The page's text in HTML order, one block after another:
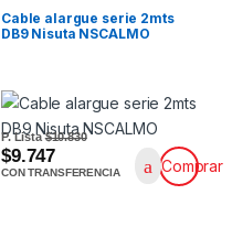
Cable alargue serie 2mts
DB9 Nisuta NSCALMO
P. Lista$10.830
$9.747
CON TRANSFERENCIA Comprar